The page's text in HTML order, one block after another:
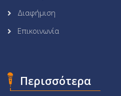
Διαφήμιση
Επικοινωνία
Περισσότερα